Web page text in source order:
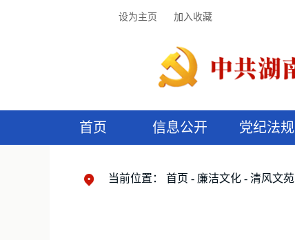
设为主页 加入收藏
首页 信息公开 党纪法规
当前位置： 首页 廉洁文化 清风文苑